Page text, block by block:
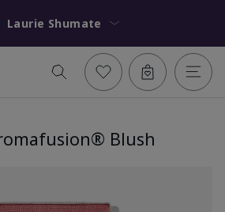
Laurie Shumate
Blush